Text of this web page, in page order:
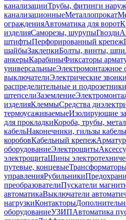
канализацииТрубы, фитинги
канализационныеМеталлопрокат
огражденияАвтоматика для ворот
изделияСаморезы, шурупыГвозди
штифтыПерфорированный крепеж
шайбыЗаклепкиБолты, винты,
анкерыКарабиныФиксаторы
универсальныеЭлектромонтажное
выключателиЭлектрические звонки
распределительные и подрозетники
штепселиЗаземление
изделияКлеммыСредства
термоусаживаемыеИзолирующие
для прокладкиКороба, трубы,
кабельНаконечники, гильзы
коробовКабельный крепеж
оборудованиеЭлектрощиты
электрощитаШины
путевые, концевые
управленияРубильники
преобразователиПускатели
автоматикаВыключатели
нагрузкиКонтакторы
оборудованиеУЗИПАвтоматика